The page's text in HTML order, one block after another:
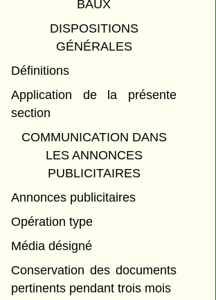
BAUX
DISPOSITIONS
GÉNÉRALES
Définitions
Application de la présente
section
COMMUNICATION DANS
LES ANNONCES
PUBLICITAIRES
Annonces publicitaires
Opération type
Média désigné
Conservation des documents
pertinents pendant trois mois